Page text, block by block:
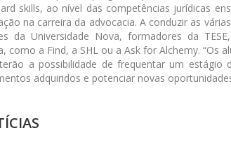
skills, ao nível das competências jurídicas
na carreira da advocacia. A conduzir as
da Universidade Nova, formadores da
como a Find, a SHL ou a Ask for Alchemy. “Os
a possibilidade de frequentar um
adquiridos e potenciar novas